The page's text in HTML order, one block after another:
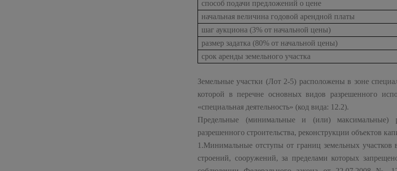
способ подачи предложений о цене
начальная величина годовой арендной платы
шаг аукциона (3% от начальной цены)
размер задатка (80% от начальной цены)
срок аренды земельного участка
Земельные участки (Лот 2-5) расположены в зоне
которой в перечне основных видов разрешенного
«специальная деятельность» (код вида: 12.2).
Предельные (минимальные и (или) максимальные)
разрешенного строительства, реконструкции объектов
1.Минимальные отступы от границ земельных участков
строений, сооружений, за пределами которых